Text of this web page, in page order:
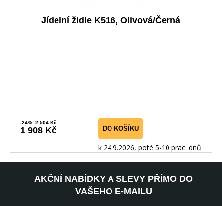
Jídelní židle K516, Olivová/Černá
-24% 2 504 Kč
1 908 Kč DO KOŠÍKU
k 24.9.2026, poté 5-10 prac. dnů
AKČNÍ NABÍDKY A SLEVY PŘÍMO DO
VAŠEHO E-MAILU